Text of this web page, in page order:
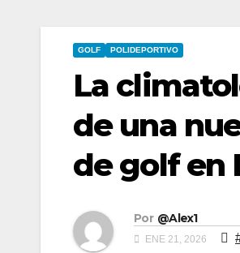
GOLF POLIDEPORTIVO
La
de una
de golf en
Por @Alex1
ENE 21, 2026